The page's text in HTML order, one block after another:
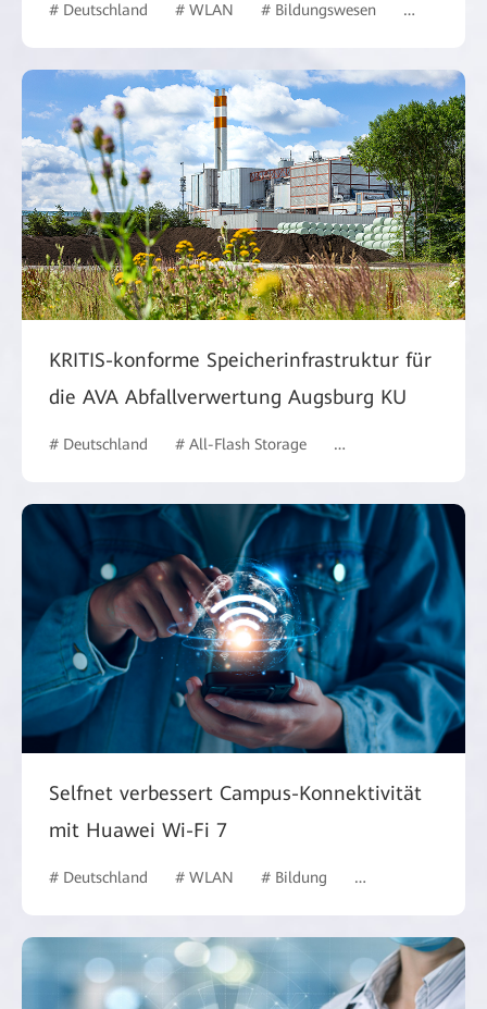
# Deutschland # WLAN # Bildungswesen #
KRITIS-konforme Speicherinfrastruktur für
die AVA Abfallverwertung Augsburg KU
# Deutschland # All-Flash Storage # Behörden
Selfnet verbessert Campus-Konnektivität
mit Huawei Wi-Fi 7
# Deutschland # WLAN # Bildung # Bildungswesen